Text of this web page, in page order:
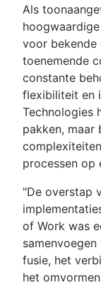
Als
voor bekende
toenemende
constante
flexibiliteit en
Technologies
pakken, maar
processen op
"De overstap
of Work was
fusie, het
het